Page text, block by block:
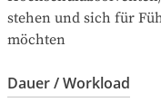
stehen und sich für
möchten
Dauer / Workload